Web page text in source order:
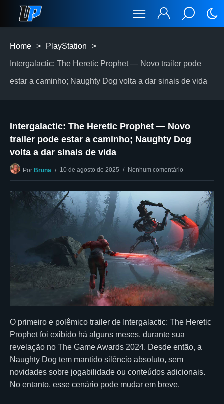
Home > PlayStation >
Intergalactic: The Heretic Prophet — Novo trailer pode
estar a caminho; Naughty Dog volta a dar sinais de vida
Intergalactic: The Heretic Prophet — Novo
trailer pode estar a caminho; Naughty Dog
volta a dar sinais de vida
Por Bruna 10 de agosto de 2025 Nenhum comentário
O primeiro e polêmico trailer de Intergalactic: The Heretic
Prophet foi exibido há alguns meses, durante sua
revelação no The Game Awards 2024. Desde então, a
Naughty Dog tem mantido silêncio absoluto, sem
novidades sobre jogabilidade ou conteúdos adicionais.
No entanto, esse cenário pode mudar em breve.